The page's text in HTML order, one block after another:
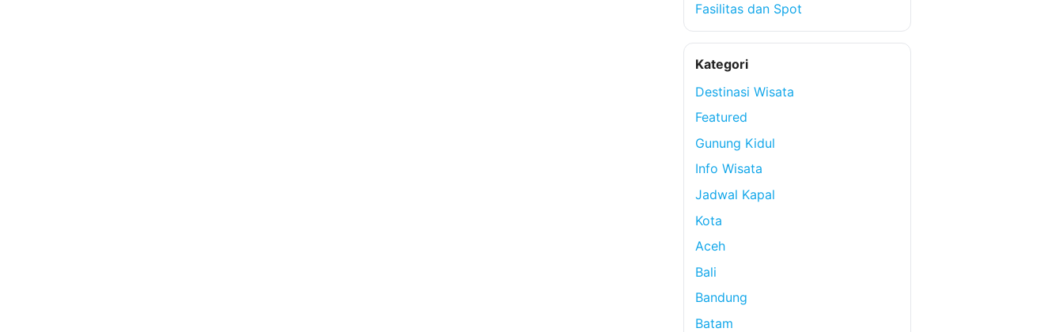
Fasilitas dan Spot
Kategori
Destinasi Wisata
Featured
Gunung Kidul
Info Wisata
Jadwal Kapal
Kota
Aceh
Bali
Bandung
Batam